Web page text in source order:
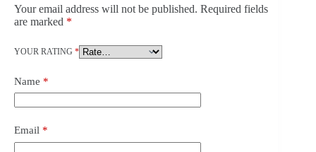
Your email address will not be published. Required fields
are marked *
YOUR RATING *
Name *
Email *